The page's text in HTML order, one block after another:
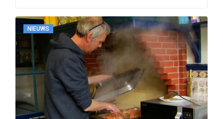
NIEUWS